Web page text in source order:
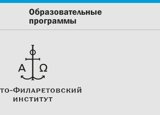
Образовательные
программы